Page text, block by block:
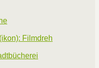
Filmdreh